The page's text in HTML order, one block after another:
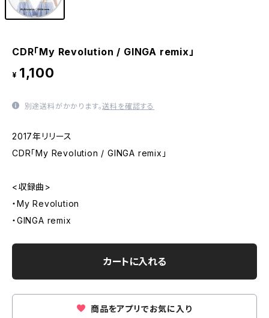
CDR「My Revolution / GINGA remix」
¥ 1,100
別途送料がかかります。送料を確認する
2017年リリース
CDR「My Revolution / GINGA remix」
<収録曲>
・My Revolution
・GINGA remix
カートに入れる
商品をアプリでお気に入り